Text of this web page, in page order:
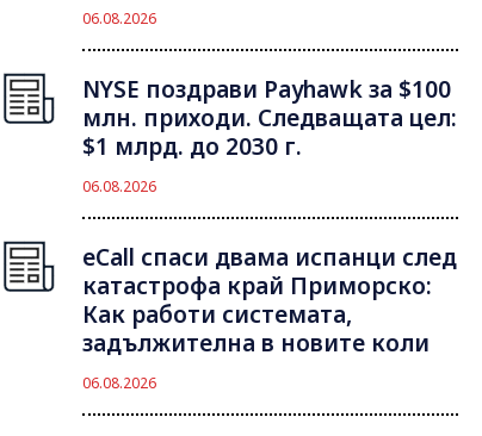
06.08.2026
NYSE поздрави Payhawk за $100
млн. приходи. Следващата цел:
$1 млрд. до 2030 г.
06.08.2026
eCall спаси двама испанци след
катастрофа край Приморско:
Как работи системата,
задължителна в новите коли
06.08.2026